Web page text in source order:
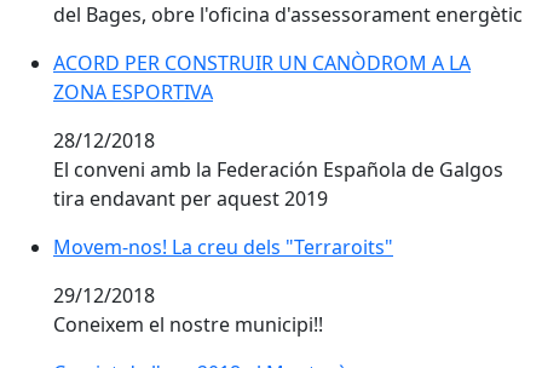
del Bages, obre l'oficina d'assessorament energètic
ACORD PER CONSTRUIR UN CANÒDROM A LA ZONA
ACORD PER CONSTRUIR UN CANÒDROM A LA
ZONA ESPORTIVA
28/12/2018
El conveni amb la Federación Española de Galgos
tira endavant per aquest 2019
Movem-nos! La creu dels "Terraroits"
Movem-nos! La creu dels "Terraroits"
29/12/2018
Coneixem el nostre municipi!!